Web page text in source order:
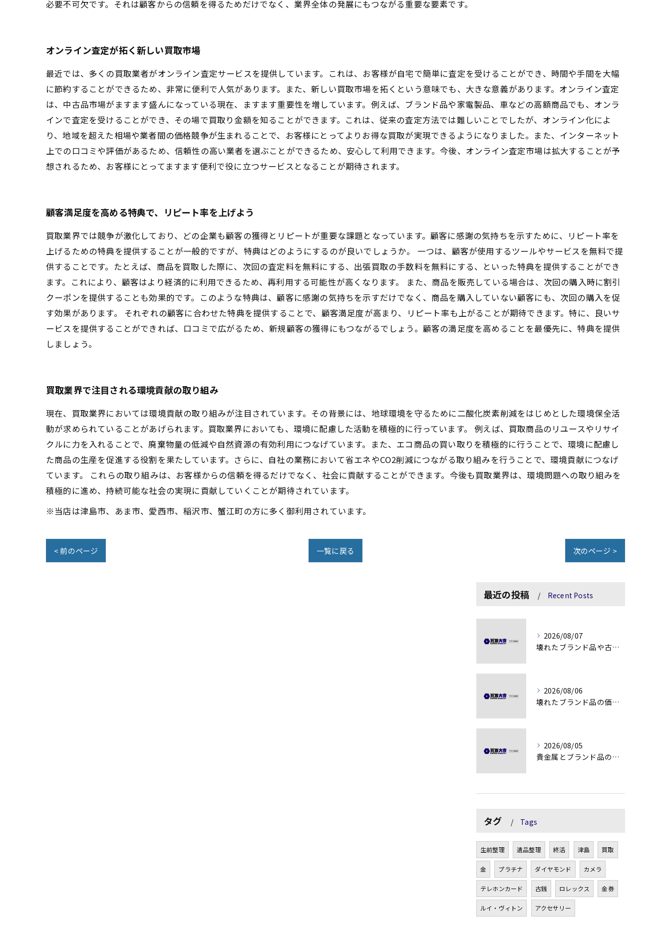
必要不可欠です。それは顧客からの信頼を得るためだけでなく、業界全体の発展にもつながる重要な要素です。
オンライン査定が拓く新しい買取市場
最近では、多くの買取業者がオンライン査定サービスを提供しています。これは、お客様が自宅で簡単に査定を受けることができ、時間や手間を大幅
に節約することができるため、非常に便利で人気があります。また、新しい買取市場を拓くという意味でも、大きな意義があります。オンライン査定
は、中古品市場がますます盛んになっている現在、ますます重要性を増しています。例えば、ブランド品や家電製品、車などの高額商品でも、オンラ
インで査定を受けることができ、その場で買取り金額を知ることができます。これは、従来の査定方法では難しいことでしたが、オンライン化によ
り、地域を超えた相場や業者間の価格競争が生まれることで、お客様にとってよりお得な買取が実現できるようになりました。また、インターネット
上での口コミや評価があるため、信頼性の高い業者を選ぶことができるため、安心して利用できます。今後、オンライン査定市場は拡大することが予
想されるため、お客様にとってますます便利で役に立つサービスとなることが期待されます。
顧客満足度を高める特典で、リピート率を上げよう
買取業界では競争が激化しており、どの企業も顧客の獲得とリピートが重要な課題となっています。顧客に感謝の気持ちを示すために、リピート率を
上げるための特典を提供することが一般的ですが、特典はどのようにするのが良いでしょうか。 一つは、顧客が使用するツールやサービスを無料で提
供することです。たとえば、商品を買取した際に、次回の査定料を無料にする、出張買取の手数料を無料にする、といった特典を提供することができ
ます。これにより、顧客はより経済的に利用できるため、再利用する可能性が高くなります。 また、商品を販売している場合は、次回の購入時に割引
クーポンを提供することも効果的です。このような特典は、顧客に感謝の気持ちを示すだけでなく、商品を購入していない顧客にも、次回の購入を促
す効果があります。 それぞれの顧客に合わせた特典を提供することで、顧客満足度が高まり、リピート率も上がることが期待できます。特に、良いサ
ービスを提供することができれば、口コミで広がるため、新規顧客の獲得にもつながるでしょう。顧客の満足度を高めることを最優先に、特典を提供
しましょう。
買取業界で注目される環境貢献の取り組み
現在、買取業界においては環境貢献の取り組みが注目されています。その背景には、地球環境を守るために二酸化炭素削減をはじめとした環境保全活
動が求められていることがあげられます。買取業界においても、環境に配慮した活動を積極的に行っています。 例えば、買取商品のリユースやリサイ
クルに力を入れることで、廃棄物量の低減や自然資源の有効利用につなげています。また、エコ商品の買い取りを積極的に行うことで、環境に配慮し
た商品の生産を促進する役割を果たしています。さらに、自社の業務において省エネやCO2削減につながる取り組みを行うことで、環境貢献につなげ
ています。 これらの取り組みは、お客様からの信頼を得るだけでなく、社会に貢献することができます。今後も買取業界は、環境問題への取り組みを
積極的に進め、持続可能な社会の実現に貢献していくことが期待されています。
※当店は津島市、あま市、愛西市、稲沢市、蟹江町の方に多く御利用されています。
< 前のページ 一覧に戻る 次のページ >
最近の投稿 Recent Posts
2026/08/07
壊れたブランド品や古物の価値を見極める秘訣
2026/08/06
壊れたブランド品の価値を見極める技術とは
2026/08/05
貴金属とブランド品の価値変動を見極める方法
タグ Tags
生前整理 遺品整理 終活 津島 買取
金 プラチナ ダイヤモンド カメラ
テレホンカード 古銭 ロレックス 金券
ルイ・ヴィトン アクセサリー